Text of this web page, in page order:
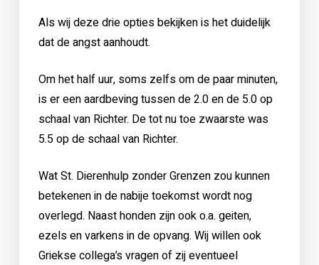
Als wij deze drie opties bekijken is het duidelijk
dat de angst aanhoudt.
Om het half uur, soms zelfs om de paar minuten,
is er een aardbeving tussen de 2.0 en de 5.0 op
schaal van Richter. De tot nu toe zwaarste was
5.5 op de schaal van Richter.
Wat St. Dierenhulp zonder Grenzen zou kunnen
betekenen in de nabije toekomst wordt nog
overlegd. Naast honden zijn ook o.a. geiten,
ezels en varkens in de opvang. Wij willen ook
Griekse collega’s vragen of zij eventueel